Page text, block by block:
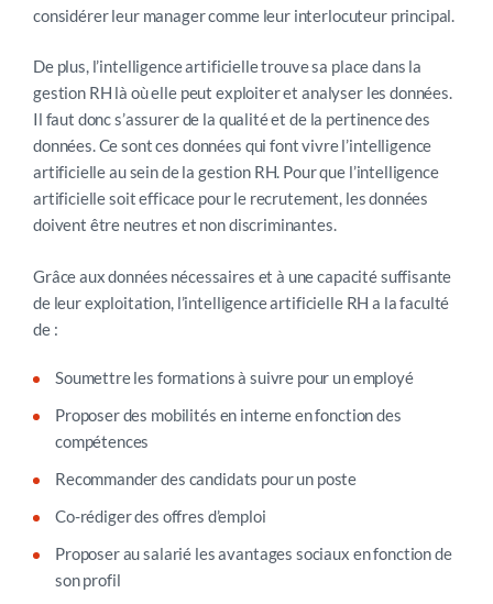
considérer leur manager comme leur interlocuteur principal.
De plus, l’intelligence artificielle trouve sa place dans la
gestion RH là où elle peut exploiter et analyser les données.
Il faut donc s’assurer de la qualité et de la pertinence des
données. Ce sont ces données qui font vivre l’intelligence
artificielle au sein de la gestion RH. Pour que l’intelligence
artificielle soit efficace pour le recrutement, les données
doivent être neutres et non discriminantes.
Grâce aux données nécessaires et à une capacité suffisante
de leur exploitation, l’intelligence artificielle RH a la faculté
de :
Soumettre les formations à suivre pour un employé
Proposer des mobilités en interne en fonction des
compétences
Recommander des candidats pour un poste
Co-rédiger des offres d’emploi
Proposer au salarié les avantages sociaux en fonction de
son profil